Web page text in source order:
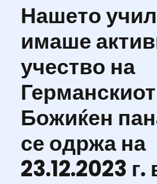
Нашето
имаше
учество на
Германскиот
Божиќен
се одржа на
23.12.2023 г.